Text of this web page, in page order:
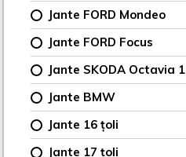
Jante FORD Mondeo
Jante FORD Focus
Jante SKODA Octavia 1
Jante BMW
Jante 16 țoli
Jante 17 țoli